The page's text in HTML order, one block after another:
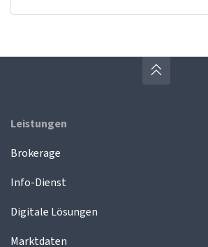
Leistungen
Brokerage
Info-Dienst
Digitale Lösungen
Marktdaten